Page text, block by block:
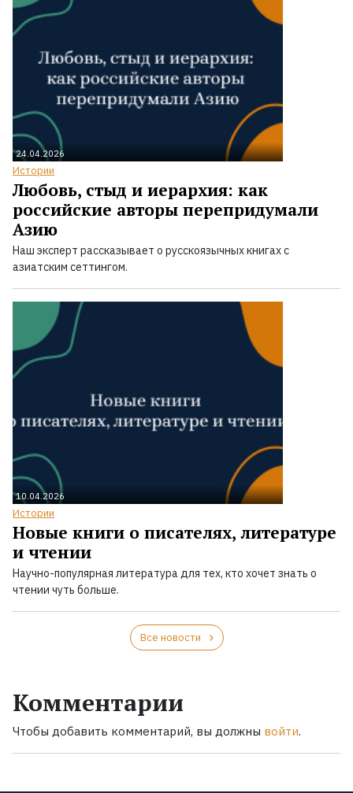
24.04.2026
Истории
Любовь, стыд и иерархия: как
российские авторы перепридумали
Азию
Наш эксперт рассказывает о русскоязычных книгах с
азиатским сеттингом.
10.04.2026
Истории
Новые книги о писателях, литературе
и чтении
Научно-популярная литература для тех, кто хочет знать о
чтении чуть больше.
Все новости
Комментарии
Чтобы добавить комментарий, вы должны войти.